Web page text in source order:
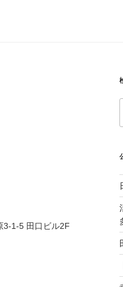
3-1-5 田口ビル2F